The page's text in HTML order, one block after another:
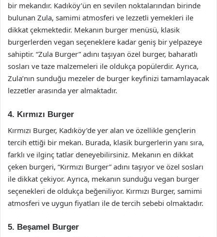
bir mekandır. Kadıköy’ün en sevilen noktalarından birinde
bulunan Zula, samimi atmosferi ve lezzetli yemekleri ile
dikkat çekmektedir. Mekanın burger menüsü, klasik
burgerlerden vegan seçeneklere kadar geniş bir yelpazeye
sahiptir. “Zula Burger” adını taşıyan özel burger, baharatlı
sosları ve taze malzemeleri ile oldukça popülerdir. Ayrıca,
Zula’nın sunduğu mezeler de burger keyfinizi tamamlayacak
lezzetler arasında yer almaktadır.
4. Kırmızı Burger
Kırmızı Burger, Kadıköy’de yer alan ve özellikle gençlerin
tercih ettiği bir mekan. Burada, klasik burgerlerin yanı sıra,
farklı ve ilginç tatlar deneyebilirsiniz. Mekanın en dikkat
çeken burgeri, “Kırmızı Burger” adını taşıyor ve özel sosları
ile dikkat çekiyor. Ayrıca, mekanın sunduğu vegan burger
seçenekleri de oldukça beğeniliyor. Kırmızı Burger, samimi
atmosferi ve uygun fiyatları ile de tercih sebebi olmaktadır.
5. Beşamel Burger